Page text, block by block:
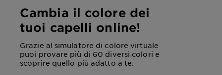
Cambia il colore dei
tuoi capelli online!
Grazie al simulatore di colore virtuale
puoi provare più di 60 diversi colori e
scoprire quello più adatto a te.